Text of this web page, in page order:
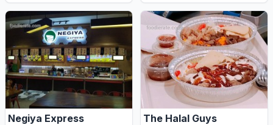
Negiya Express The Halal Guys